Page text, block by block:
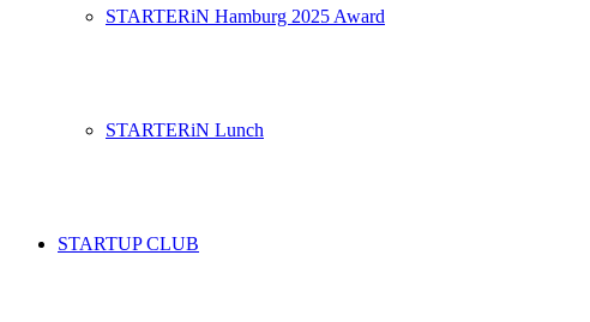
STARTERiN Hamburg 2025 Award
STARTERiN Lunch
STARTUP CLUB